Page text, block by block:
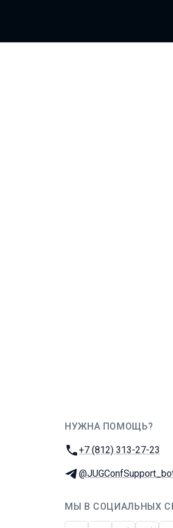
НУЖНА ПОМОЩЬ?
Телефон:
+7 (812) 313-27-23
Телеграм:
МЫ В СОЦИАЛЬНЫХ